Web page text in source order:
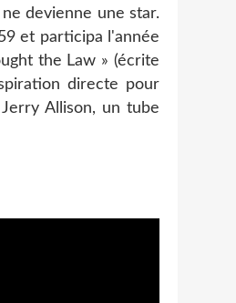
devienne une star.
et participa l'année
the Law » (écrite
directe pour
Allison, un tube